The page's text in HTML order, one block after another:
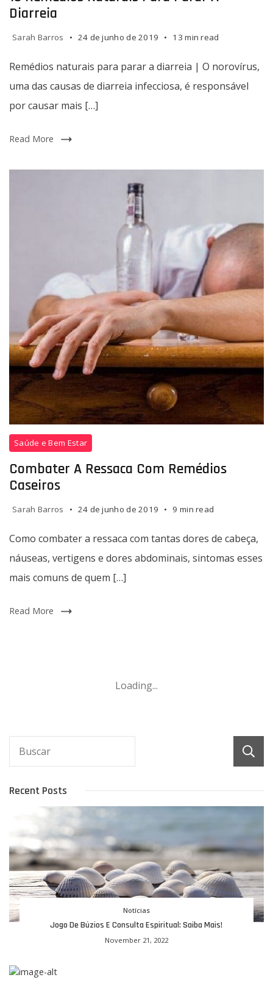
parar
a
diarreia
O
norovírus,
das
de
infecciosa,
países
em
desenvolvimento
Diarreia
Sarah Barros 24 de junho de 2019 13 min read
Remédios naturais para parar a diarreia | O norovírus,
uma das causas de diarreia infecciosa, é responsável
por causar mais […]
Read More
Todo
mundo
experimenta
uma
ressaca
de
diferente.
Os
sintomas
dependem
sua
em
sistema
fatores.
Saúde e Bem Estar
Combater A Ressaca Com Remédios
Caseiros
Sarah Barros 24 de junho de 2019 9 min read
Como combater a ressaca com tantas dores de cabeça,
náuseas, vertigens e dores abdominais, sintomas esses
mais comuns de quem […]
Read More
Loading...
Recent Posts
Notícias
Jogo De Búzios E Consulta Espiritual: Saiba Mais!
November 21, 2022